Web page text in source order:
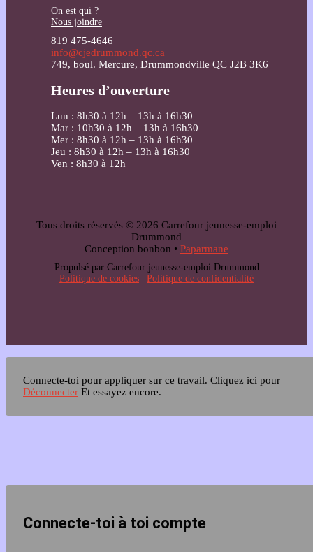
On est qui ?
Nous joindre
819 475-4646
info@cjedrummond.qc.ca
749, boul. Mercure, Drummondville QC J2B 3K6
Heures d’ouverture
Lun : 8h30 à 12h – 13h à 16h30
Mar : 10h30 à 12h – 13h à 16h30
Mer : 8h30 à 12h – 13h à 16h30
Jeu : 8h30 à 12h – 13h à 16h30
Ven : 8h30 à 12h
Tous droits réservés © 2026 Carrefour jeunesse-emploi
Drummond
Conception bonbon • Paparmane
Propulsé par Carrefour jeunesse-emploi Drummond
Politique de cookies | Politique de confidentialité
Connecte-toi pour appliquer sur ce travail. Cliquez ici pour
Déconnecter Et essayez encore.
Connecte-toi à toi compte